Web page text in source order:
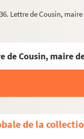
Lettre de Cousin,
de Cousin, maire
de la